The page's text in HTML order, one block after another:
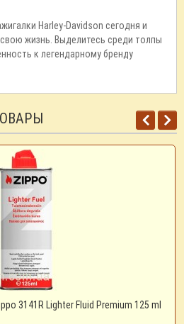
Harley-Davidson сегодня и
жизнь. Выделитесь среди толпы
к легендарному бренду
3141R Lighter Fluid Premium 125 ml